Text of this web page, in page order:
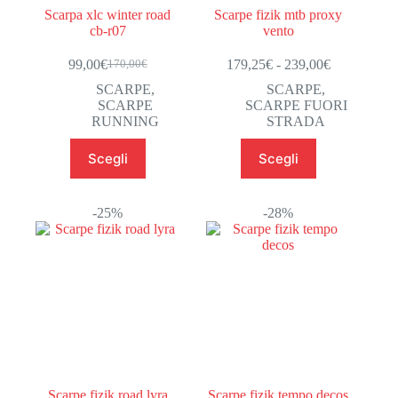
Scarpa xlc winter road
cb-r07
170,00€
Il
prezzo
originale
era:
99,00€Il
prezzo
attuale
è:
SCARPE,
SCARPE
RUNNING
Scegliprodotto
ha
varianti.
Le
Scarpe fizik mtb proxy
vento
179,25€ - 239,00€Fascia
da
SCARPE,
SCARPE FUORI
STRADA
Scegliprodotto
ha
varianti.
Le
opzioni
-25%
Scarpe fizik road lyra
-28%
Scarpe fizik tempo decos